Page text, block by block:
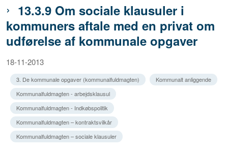
13.3.9 Om sociale klausuler i
kommuners aftale med en privat om
udførelse af kommunale opgaver
18-11-2013
3. De kommunale opgaver (kommunalfuldmagten)
Kommunalt anliggende
Kommunalfuldmagten - arbejdsklausul
Kommunalfuldmagten - Indkøbspolitik
Kommunalfuldmagten – kontraktsvilkår
Kommunalfuldmagten – sociale klausuler